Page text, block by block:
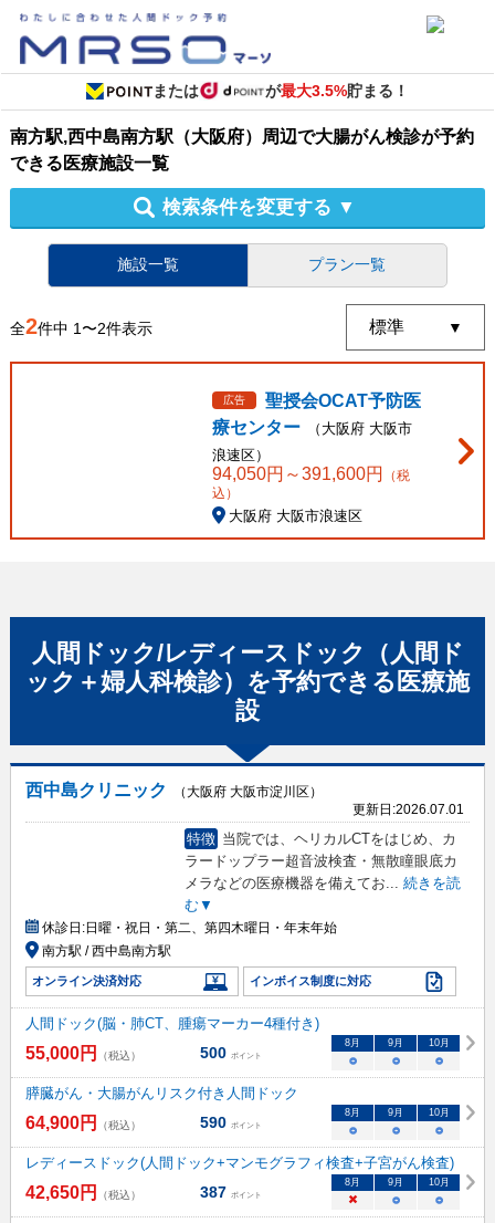
または が最大3.5%貯まる！
南方駅,西中島南方駅（大阪府）周辺で大腸がん検診が予約
できる医療施設一覧
検索条件を変更する ▼
施設一覧 プラン一覧
全2件中 1〜2件表示
広告
聖授会OCAT予防医
療センター
（ 大阪府 大阪市
浪速区）
94,050円～391,600円
（税
込）
大阪府 大阪市浪速区
人間ドック/レディースドック（人間ド
ック＋婦人科検診） を予約できる 医療施
設
西中島クリニック
（大阪府 大阪市淀川区）
更新日:2026.07.01
特徴 当院では、ヘリカルCTをはじめ、カ
ラードップラー超音波検査・無散瞳眼底カ
メラなどの医療機器を備えてお... 続きを読
む▼
休診日:日曜・祝日・第二、第四木曜日・年末年始
南方駅 / 西中島南方駅
オンライン決済対応 インボイス制度に対応
人間ドック(脳・肺CT、腫瘍マーカー4種付き)
55,000円 （税込） 500 ポイント
8月 9月 10月
○ ○ ○
膵臓がん・大腸がんリスク付き人間ドック
64,900円 （税込） 590 ポイント
8月 9月 10月
○ ○ ○
レディースドック(人間ドック+マンモグラフィ検査+子宮がん検査)
42,650円 （税込） 387 ポイント
8月 9月 10月
× ○ ○